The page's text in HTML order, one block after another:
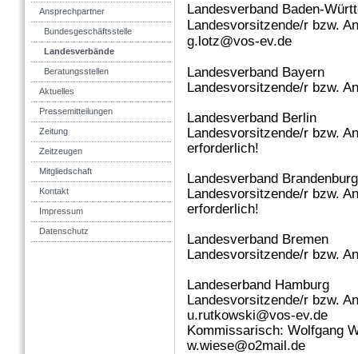
Ansprechpartner
Bundesgeschäftsstelle
Landesverbände
Beratungsstellen
Aktuelles
Pressemitteilungen
Zeitung
Zeitzeugen
Mitgliedschaft
Kontakt
Impressum
Datenschutz
Landesverband Baden-
Landesvorsitzende/r bzw.
g.lotz@vos-ev.de
Landesverband Bayern
Landesvorsitzende/r bzw.
Landesverband Berlin
Landesvorsitzende/r bzw.
erforderlich!
Landesverband Brandenburg
Landesvorsitzende/r bzw.
erforderlich!
Landesverband Bremen
Landesvorsitzende/r bzw.
Landeserband Hamburg
Landesvorsitzende/r bzw.
u.rutkowski@vos-ev.de
Kommissarisch: Wolfgang
w.wiese@o2mail.de